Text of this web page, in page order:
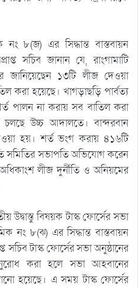
৮(জ) এর সিদ্ধান্ত বাস্তবায়ন
সচিব জানান যে, রাংগামাটি
জানিয়েছেন ১৩টি লীজ দেওয়া
করা হয়েছে। খাগড়াছড়ি পার্বত্য
পালন না করায় সব বাতিল করা
উচ্চ আদালতে। বান্দরবান
হয়। শর্ত ভংগ করায় ৪১৬টি
সমিতির সভাপতি অভিযোগ করেন
লীজ দুর্নীতি ও অনিয়মের
উদ্বাস্তু বিষয়ক টাস্ক ফোর্সের সভা
নং ৮(ঝ) এর সিদ্ধান্ত বাস্তবায়ন
সচিব টাস্ক ফোর্সের সভা অনুষ্ঠানের
করা হলে সভা আহবানের
হয়েছে। এ সময় টাস্ক ফোর্সের